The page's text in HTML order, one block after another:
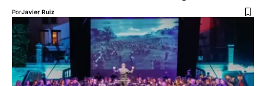
PorJavier Ruiz